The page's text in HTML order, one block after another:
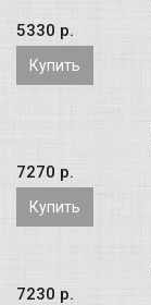
5330 p.
Купить
7270 p.
Купить
7230 p.